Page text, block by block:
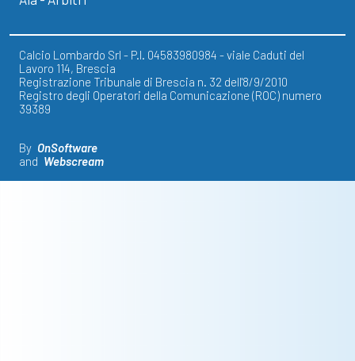
Calcio Lombardo Srl - P.I. 04583980984 - viale Caduti del
Lavoro 114, Brescia
Registrazione Tribunale di Brescia n. 32 dell'8/9/2010
Registro degli Operatori della Comunicazione (ROC) numero
39389
By OnSoftware
and Webscream